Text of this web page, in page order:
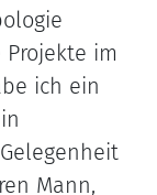
im
ich ein
Mann,